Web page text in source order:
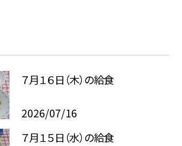
７月１６日（木）の給食
2026/07/16
７月１５日（水）の給食